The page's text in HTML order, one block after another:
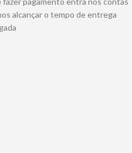
alcançar o tempo de entrega